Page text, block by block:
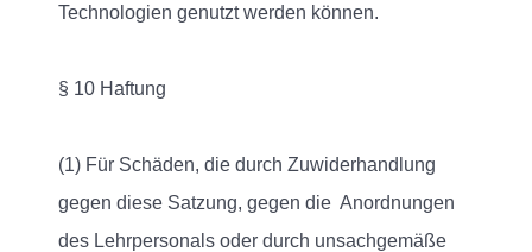
Technologien genutzt werden können.
§ 10 Haftung
(1) Für Schäden, die durch Zuwiderhandlung
gegen diese Satzung, gegen die Anordnungen
des Lehrpersonals oder durch unsachgemäße